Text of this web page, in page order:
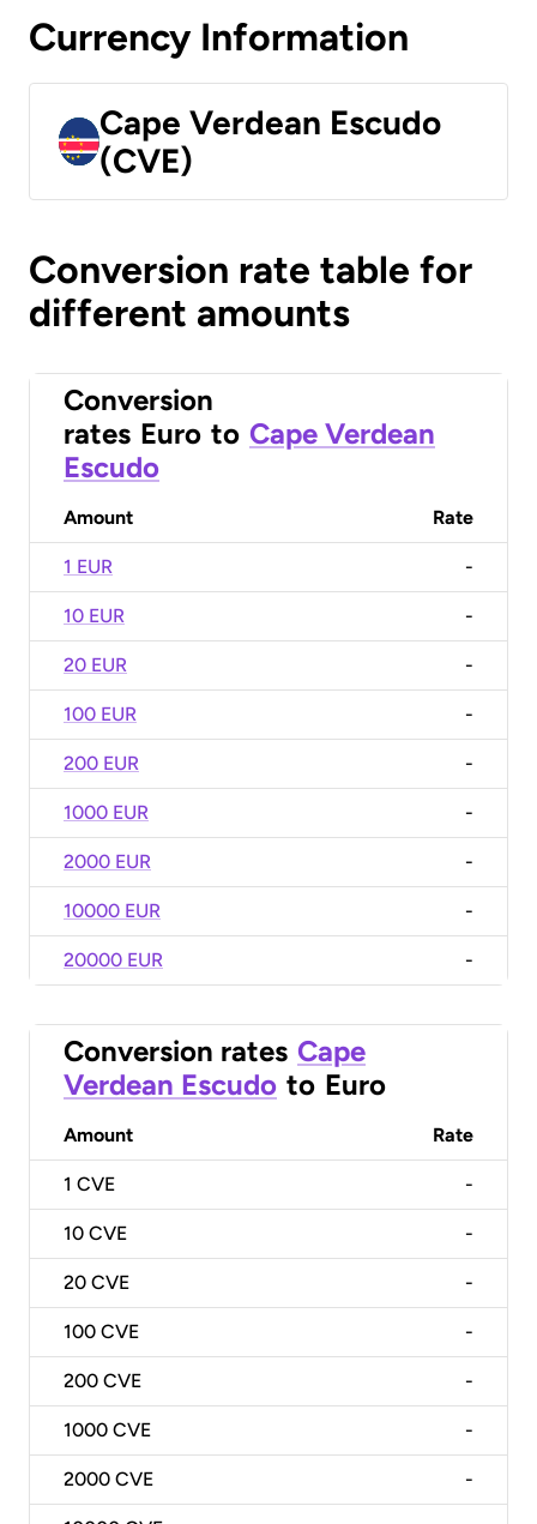
Currency Information
Cape Verdean Escudo
(CVE)
Conversion rate table for
different amounts
Conversion
rates Euro to Cape Verdean
Escudo
Amount Rate
1 EUR -
10 EUR -
20 EUR -
100 EUR -
200 EUR -
1000 EUR -
2000 EUR -
10000 EUR -
20000 EUR -
Conversion rates Cape
Verdean Escudo to Euro
Amount Rate
1 CVE -
10 CVE -
20 CVE -
100 CVE -
200 CVE -
1000 CVE -
2000 CVE -